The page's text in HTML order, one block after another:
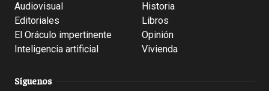
Audiovisual
Editoriales
El Oráculo impertinente
Inteligencia artificial
Historia
Libros
Opinión
Vivienda
Síguenos